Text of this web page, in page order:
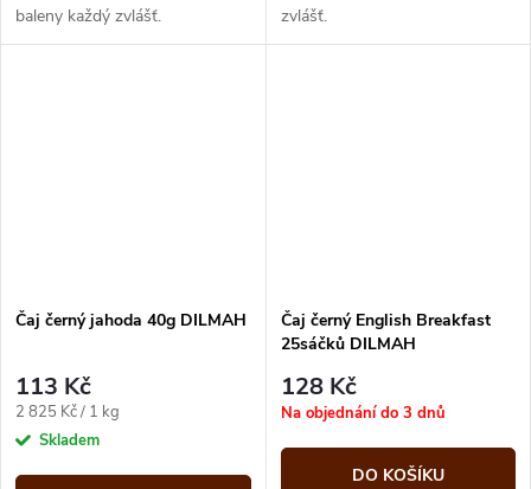
baleny každý zvlášť.
zvlášť.
Čaj černý jahoda 40g DILMAH
113 Kč
Měrná
cena:
2 825 Kč / 1 kg
Skladem
Čaj černý English Breakfast
25sáčků DILMAH
128 Kč
Na objednání do 3 dnů
DO KOŠÍKU